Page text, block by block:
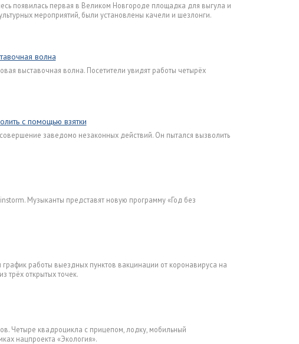
появилась первая в Великом Новгороде площадка для выгула и
мероприятий, были установлены качели и шезлонги.
волна
выставочная волна. Посетители увидят работы четырёх
с помощью взятки
заведомо незаконных действий. Он пытался вызволить
Музыканты представят новую программу «Год без
работы выездных пунктов вакцинации от коронавируса на
трёх открытых точек.
Четыре квадроцикла с прицепом, лодку, мобильный
нацпроекта «Экология».